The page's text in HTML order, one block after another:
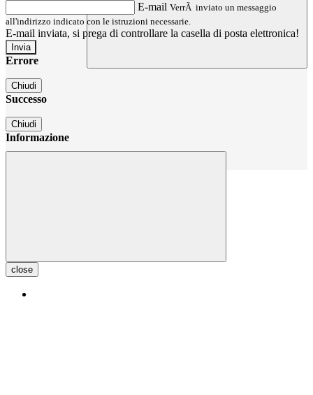
E-mail VerrÃ inviato un messaggio
all'indirizzo indicato con le istruzioni necessarie.
E-mail inviata, si prega di controllare la casella di posta elettronica!
Errore
Chiudi
Successo
Chiudi
Informazione
close